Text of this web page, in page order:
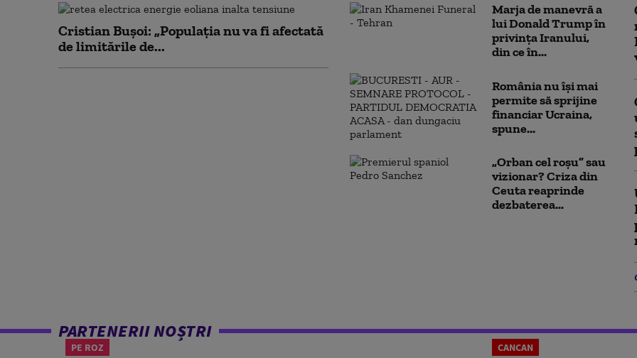
Cristian Bușoi: „Populația nu va fi afectată
de limitările de...
Marja de manevră a
lui Donald Trump în
privința Iranului,
din ce în...
România nu își mai
permite să sprijine
financiar Ucraina,
spune...
„Orban cel roșu” sau
vizionar? Criza din
Ceuta reaprinde
dezbaterea...
PARTENERII NOȘTRI
PE ROZ CANCAN